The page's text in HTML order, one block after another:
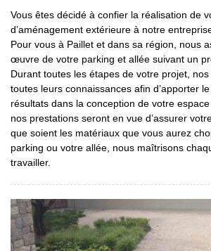
Vous êtes décidé à confier la réalisation de
d’aménagement extérieure à notre
Pour vous à Paillet et dans sa région, nous
œuvre de votre parking et allée suivant un
Durant toutes les étapes de votre projet,
toutes leurs connaissances afin d’apporter
résultats dans la conception de votre
nos prestations seront en vue d’assurer
que soient les matériaux que vous aurez
parking ou votre allée, nous maîtrisons
travailler.